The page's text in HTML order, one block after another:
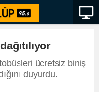
ücretsiz biniş
duyurdu.